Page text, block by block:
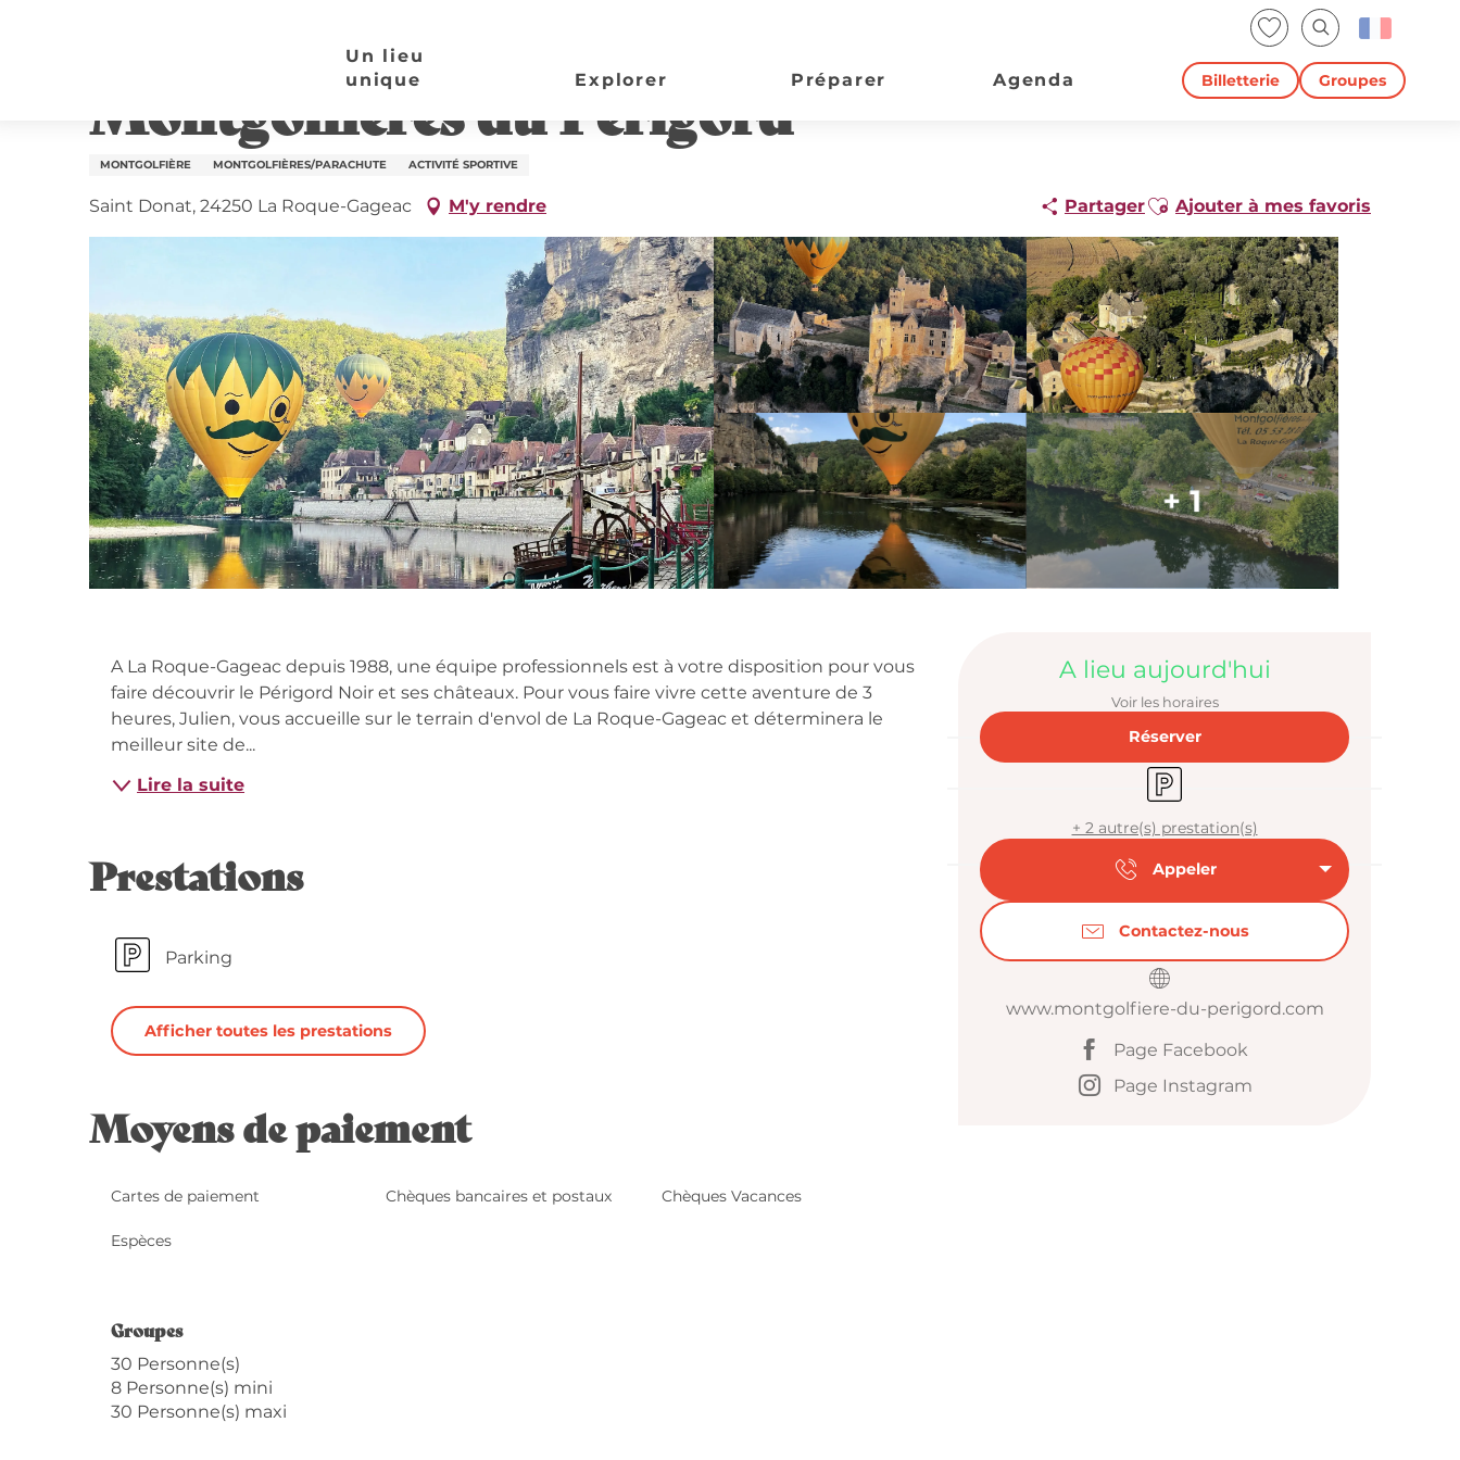
Voir les favoris
Recherche
Billetterie Groupes
Un lieu
unique
Explorer Préparer Agenda
Montgolfières du Périgord
MONTGOLFIÈRE MONTGOLFIÈRES/PARACHUTE ACTIVITÉ SPORTIVE
Saint Donat, 24250 La Roque-Gageac M'y rendre PartagerAjouter aux favoris
Ajouter à mes favoris
+ 1
Ouverture
A lieu aujourd'hui
Voir les horaires
Réserver
Parking
+ 2 autre(s) prestation(s)
Appeler
Contactez-nous
www.montgolfiere-du-perigord.com
Page Facebook
Page Instagram
Description
A La Roque-Gageac depuis 1988, une équipe professionnels est à votre disposition pour vous
faire découvrir le Périgord Noir et ses châteaux. Pour vous faire vivre cette aventure de 3
heures, Julien, vous accueille sur le terrain d'envol de La Roque-Gageac et déterminera le
meilleur site de...
Lire la suite
Prestations
Parking
Afficher toutes les prestations
Moyens de paiement
Cartes de paiement Chèques bancaires et postaux Chèques Vacances
Espèces
Groupes
Groupes
30 Personne(s)
8 Personne(s) mini
30 Personne(s) maxi